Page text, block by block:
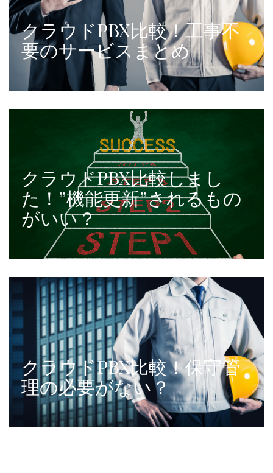
クラウドPBX比較！工事不
要のサービスまとめ
クラウドPBX比較しまし
た！”機能更新”されるもの
がいい？
クラウドPBX比較！保守管
理の必要がない？